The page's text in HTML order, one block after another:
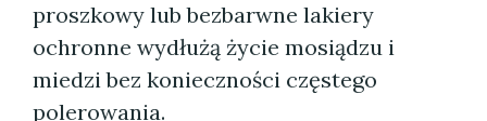
proszkowy lub bezbarwne lakiery
ochronne wydłużą życie mosiądzu i
miedzi bez konieczności częstego
polerowania.